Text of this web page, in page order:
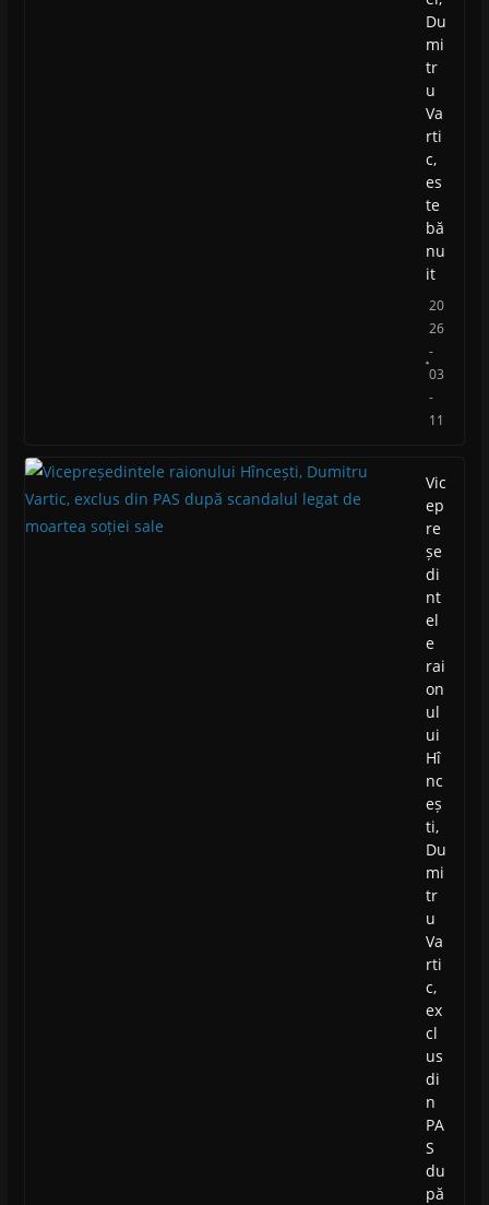
Du
mi
tr
u
Va
rti
c,
es
te
bă
nu
it
20
26
-
03
-
11
Vic
ep
re
șe
di
nt
el
e
rai
on
ul
ui
Hî
nc
eș
ti,
Du
mi
tr
u
Va
rti
c,
ex
cl
us
di
n
PA
S
du
pă